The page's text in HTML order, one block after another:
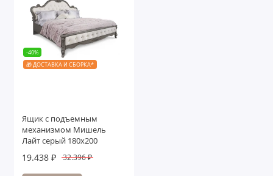
-40%
🎁 ДОСТАВКА И СБОРКА*
Ящик с подъемным
механизмом Мишель
Лайт серый 180х200
19.438 ₽ 32.396 ₽